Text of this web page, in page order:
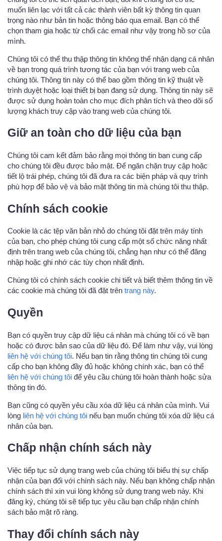
muốn liên lạc với tất cả các thành viên bất kỳ thông tin quan
trọng nào như bản tin hoặc thông báo qua email. Bạn có thể
chọn tham gia hoặc từ chối các email như vậy trong hồ sơ của
mình.
Chúng tôi có thể thu thập thông tin không thể nhận dạng cá nhân
về bạn trong quá trình tương tác của bạn với trang web của
chúng tôi. Thông tin này có thể bao gồm thông tin kỹ thuật về
trình duyệt hoặc loại thiết bị bạn đang sử dụng. Thông tin này sẽ
được sử dụng hoàn toàn cho mục đích phân tích và theo dõi số
lượng khách truy cập vào trang web của chúng tôi.
Giữ an toàn cho dữ liệu của bạn
Chúng tôi cam kết đảm bảo rằng mọi thông tin bạn cung cấp
cho chúng tôi đều được bảo mật. Để ngăn chặn truy cập hoặc
tiết lộ trái phép, chúng tôi đã đưa ra các biện pháp và quy trình
phù hợp để bảo vệ và bảo mật thông tin mà chúng tôi thu thập.
Chính sách cookie
Cookie là các tệp văn bản nhỏ do chúng tôi đặt trên máy tính
của bạn, cho phép chúng tôi cung cấp một số chức năng nhất
định trên trang web của chúng tôi, chẳng hạn như có thể đăng
nhập hoặc ghi nhớ các tùy chọn nhất định.
Chúng tôi có chính sách cookie chi tiết và biết thêm thông tin về
các cookie mà chúng tôi đã đặt trên trang này.
Quyền
Bạn có quyền truy cập dữ liệu cá nhân mà chúng tôi có về bạn
hoặc có được bản sao của dữ liệu đó. Để làm như vậy, vui lòng
liên hệ với chúng tôi. Nếu bạn tin rằng thông tin chúng tôi cung
cấp cho bạn không đầy đủ hoặc không chính xác, bạn có thể
liên hệ với chúng tôi để yêu cầu chúng tôi hoàn thành hoặc sửa
thông tin đó.
Bạn cũng có quyền yêu cầu xóa dữ liệu cá nhân của mình. Vui
lòng liên hệ với chúng tôi nếu bạn muốn chúng tôi xóa dữ liệu cá
nhân của bạn.
Chấp nhận chính sách này
Việc tiếp tục sử dụng trang web của chúng tôi biểu thị sự chấp
nhận của bạn đối với chính sách này. Nếu bạn không chấp nhận
chính sách thì xin vui lòng không sử dụng trang web này. Khi
đăng ký, chúng tôi sẽ tiếp tục yêu cầu bạn chấp nhận chính
sách bảo mật rõ ràng.
Thay đổi chính sách này